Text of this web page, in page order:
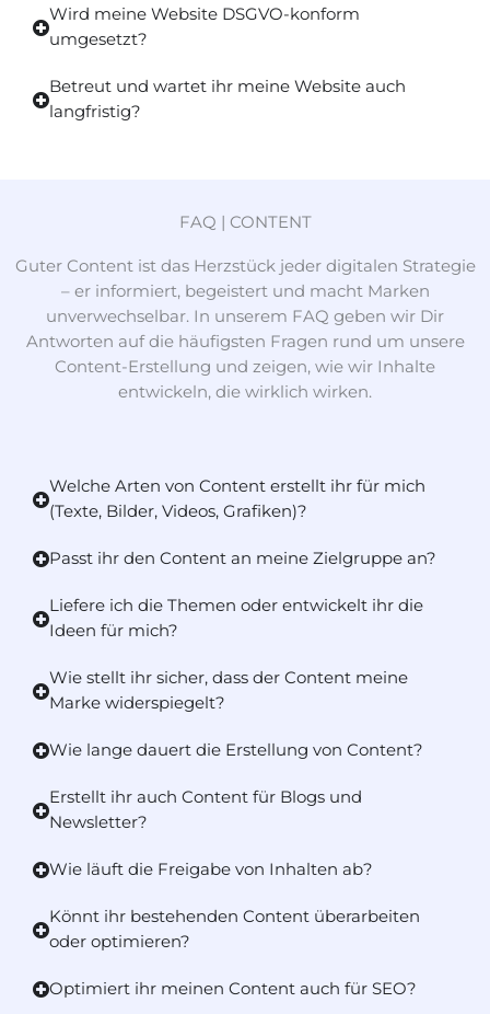
Wird meine Website DSGVO-konform
umgesetzt?
Betreut und wartet ihr meine Website auch
langfristig?
FAQ | CONTENT
Guter Content ist das Herzstück jeder digitalen Strategie
– er informiert, begeistert und macht Marken
unverwechselbar. In unserem FAQ geben wir Dir
Antworten auf die häufigsten Fragen rund um unsere
Content-Erstellung und zeigen, wie wir Inhalte
entwickeln, die wirklich wirken.
Welche Arten von Content erstellt ihr für mich
(Texte, Bilder, Videos, Grafiken)?
Passt ihr den Content an meine Zielgruppe an?
Liefere ich die Themen oder entwickelt ihr die
Ideen für mich?
Wie stellt ihr sicher, dass der Content meine
Marke widerspiegelt?
Wie lange dauert die Erstellung von Content?
Erstellt ihr auch Content für Blogs und
Newsletter?
Wie läuft die Freigabe von Inhalten ab?
Könnt ihr bestehenden Content überarbeiten
oder optimieren?
Optimiert ihr meinen Content auch für SEO?